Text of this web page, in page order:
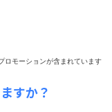
ロモーションが含まれています
すか？